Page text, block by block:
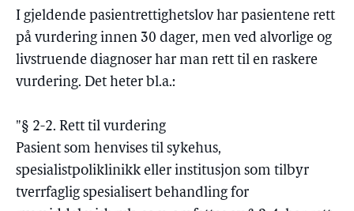
I gjeldende pasientrettighetslov har pasientene rett
på vurdering innen 30 dager, men ved alvorlige og
livstruende diagnoser har man rett til en raskere
vurdering. Det heter bl.a.:
"§ 2-2. Rett til vurdering
Pasient som henvises til sykehus,
spesialistpoliklinikk eller institusjon som tilbyr
tverrfaglig spesialisert behandling for